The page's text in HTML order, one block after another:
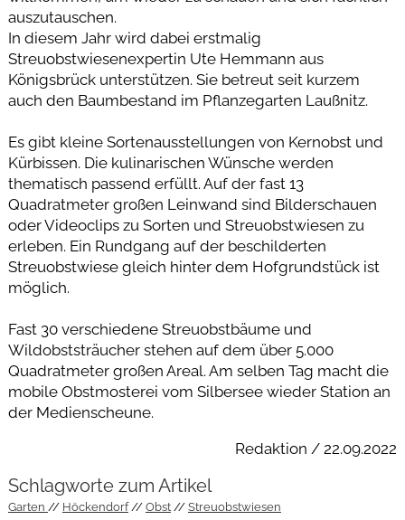
auszutauschen.
In diesem Jahr wird dabei erstmalig
Streuobstwiesenexpertin Ute Hemmann aus
Königsbrück unterstützen. Sie betreut seit kurzem
auch den Baumbestand im Pflanzegarten Laußnitz.
Es gibt kleine Sortenausstellungen von Kernobst und
Kürbissen. Die kulinarischen Wünsche werden
thematisch passend erfüllt. Auf der fast 13
Quadratmeter großen Leinwand sind Bilderschauen
oder Videoclips zu Sorten und Streuobstwiesen zu
erleben. Ein Rundgang auf der beschilderten
Streuobstwiese gleich hinter dem Hofgrundstück ist
möglich.
Fast 30 verschiedene Streuobstbäume und
Wildobststräucher stehen auf dem über 5.000
Quadratmeter großen Areal. Am selben Tag macht die
mobile Obstmosterei vom Silbersee wieder Station an
der Medienscheune.
Redaktion / 22.09.2022
Schlagworte zum Artikel
Garten Höckendorf Obst Streuobstwiesen